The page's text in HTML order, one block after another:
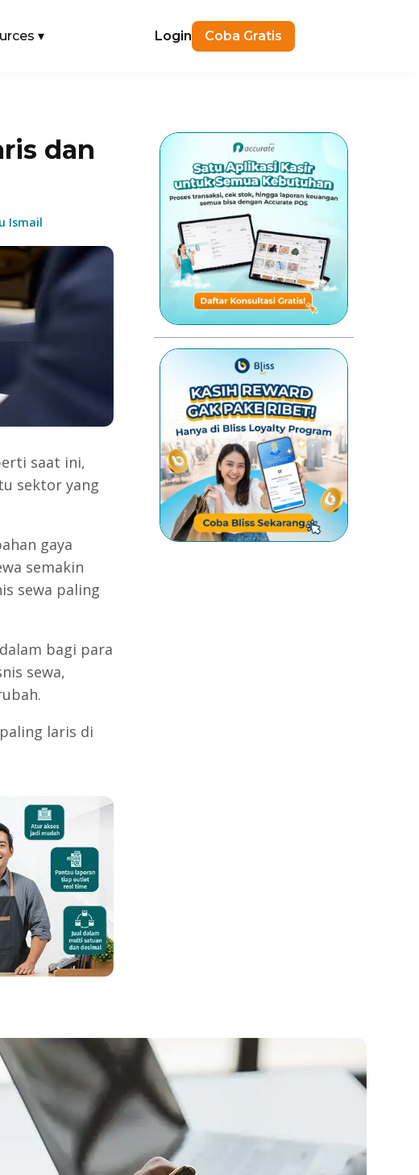
▾ Login Coba Gratis
dan
Ismail
saat ini,
sektor yang
gaya
semakin
sewa paling
bagi para
sewa,
laris di